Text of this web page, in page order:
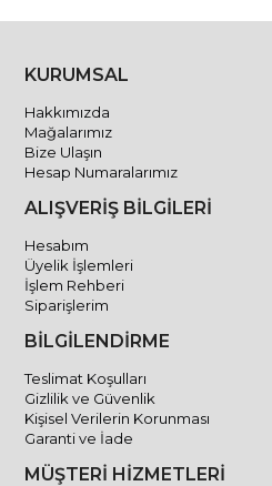
KURUMSAL
Hakkımızda
Mağalarımız
Bize Ulaşın
Hesap Numaralarımız
ALIŞVERİŞ BİLGİLERİ
Hesabım
Üyelik İşlemleri
İşlem Rehberi
Siparişlerim
BİLGİLENDİRME
Teslimat Koşulları
Gizlilik ve Güvenlik
Kişisel Verilerin Korunması
Garanti ve İade
MÜŞTERİ HİZMETLERİ